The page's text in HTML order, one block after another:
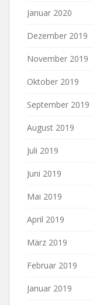
Januar 2020
Dezember 2019
November 2019
Oktober 2019
September 2019
August 2019
Juli 2019
Juni 2019
Mai 2019
April 2019
März 2019
Februar 2019
Januar 2019